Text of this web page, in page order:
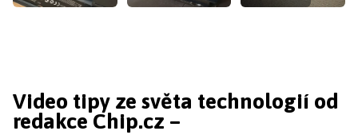
Video tipy ze světa technologií od
redakce Chip.cz –